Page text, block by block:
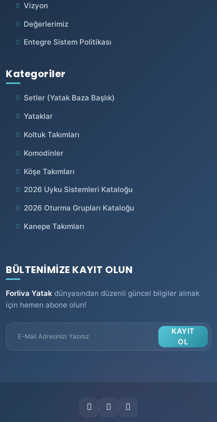
Vizyon
Değerlerimiz
Entegre Sistem Politikası
Kategoriler
Setler (Yatak Baza Başlık)
Yataklar
Koltuk Takımları
Komodinler
Köşe Takımları
2026 Uyku Sistemleri Kataloğu
2026 Oturma Grupları Kataloğu
Kanepe Takımları
BÜLTENİMİZE KAYIT OLUN
Forliva Yatak dünyasından düzenli güncel bilgiler almak
için hemen abone olun!
KAYIT
OL